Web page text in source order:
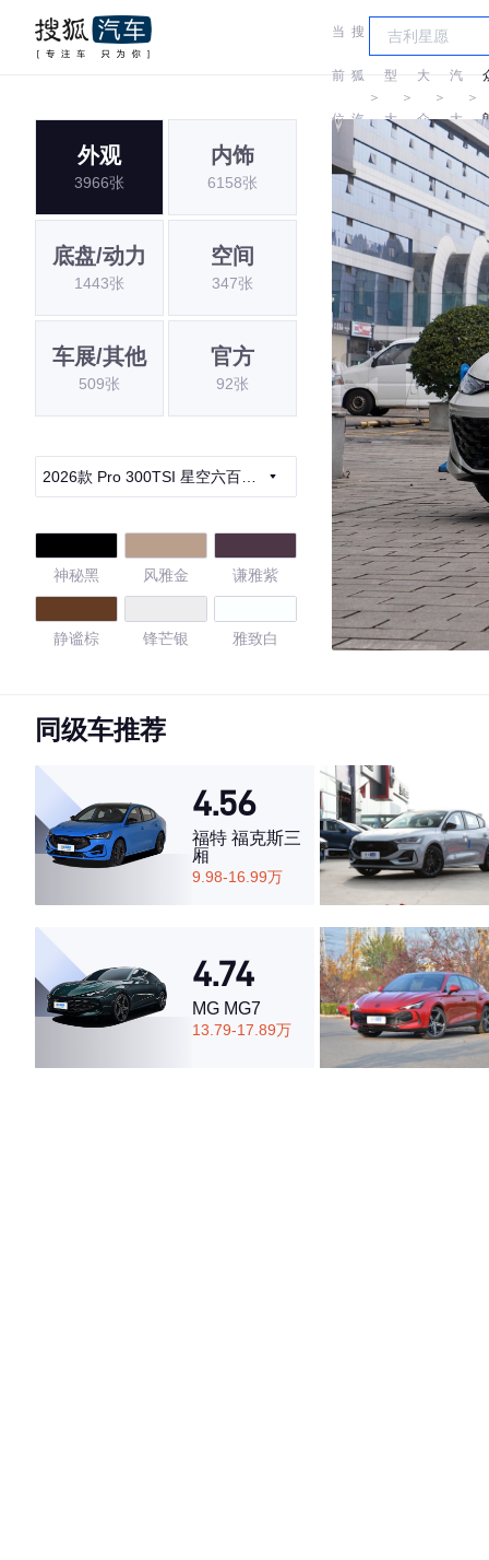
当
前
位
置:
搜
狐
汽
车
＞
车
型
大
全
＞
大
众
＞
汽
大
众
＞
外观
3966张
内饰
6158张
底盘/动力
1443张
空间
347张
车展/其他
509张
官方
92张
2026款 Pro 300TSI 星空六百万
神秘黑 风雅金 谦雅紫
静谧棕 锋芒银 雅致白
开场白 天珍蓝 皎玉白
4.5
同级车推荐
4.56
福特 福克斯三
厢
9.98-16.99万
4.74
MG MG7
13.79-17.89万